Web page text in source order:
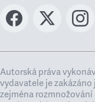
Autorská práva
vydavatele je
zejména